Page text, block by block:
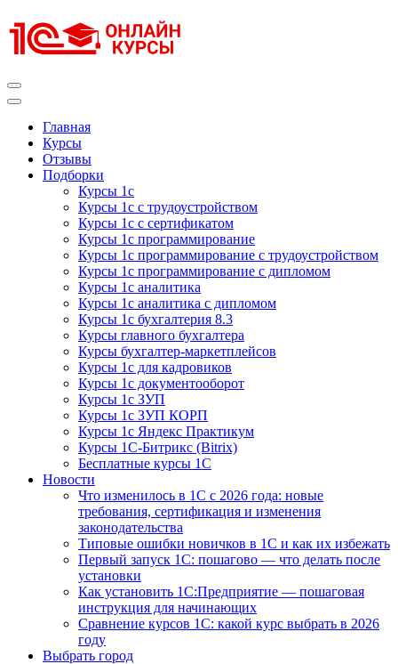
к
содержимому
Главная
Курсы
Отзывы
Подборки
Курсы 1с
Курсы 1с с трудоустройством
Курсы 1с с сертификатом
Курсы 1с программирование
Курсы 1с программирование с трудоустройством
Курсы 1с программирование с дипломом
Курсы 1с аналитика
Курсы 1с аналитика с дипломом
Курсы 1с бухгалтерия 8.3
Курсы главного бухгалтера
Курсы бухгалтер-маркетплейсов
Курсы 1с для кадровиков
Курсы 1с документооборот
Курсы 1с ЗУП
Курсы 1с ЗУП КОРП
Курсы 1с Яндекс Практикум
Курсы 1С-Битрикс (Bitrix)
Бесплатные курсы 1С
Новости
Что изменилось в 1С с 2026 года: новые
требования, сертификация и изменения
законодательства
Типовые ошибки новичков в 1С и как их избежать
Первый запуск 1С: пошагово — что делать после
установки
Как установить 1С:Предприятие — пошаговая
инструкция для начинающих
Сравнение курсов 1С: какой курс выбрать в 2026
году
Выбрать город